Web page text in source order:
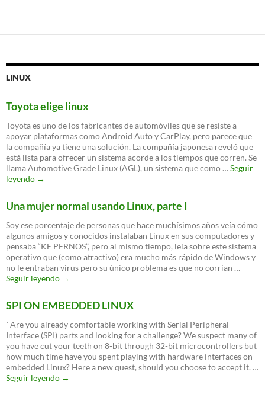
las
LINUX
Toyota elige linux
Toyota es uno de los fabricantes de automóviles que se resiste a
apoyar plataformas como Android Auto y CarPlay, pero parece que
la compañía ya tiene una solución. La compañía japonesa reveló que
está lista para ofrecer un sistema acorde a los tiempos que corren. Se
llama Automotive Grade Linux (AGL), un sistema que como …Seguir
leyendo Toyota
→
Una mujer normal usando Linux, parte I
Soy ese porcentaje de personas que hace muchísimos años veía cómo
algunos amigos y conocidos instalaban Linux en sus computadores y
pensaba “KE PERNOS”, pero al mismo tiempo, leía sobre este sistema
operativo que (como atractivo) era mucho más rápido de Windows y
no le entraban virus pero su único problema es que no corrían …
Seguir leyendo Una
usando
Linux,
parte
I
→
SPI ON EMBEDDED LINUX
` Are you already comfortable working with Serial Peripheral
Interface (SPI) parts and looking for a challenge? We suspect many of
you have cut your teeth on 8-bit through 32-bit microcontrollers but
how much time have you spent playing with hardware interfaces on
embedded Linux? Here a new quest, should you choose to accept it. …
Seguir leyendo SPI
→